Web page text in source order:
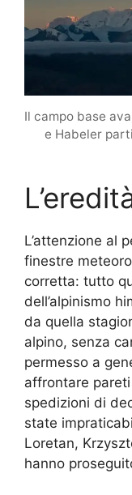
Il campo base
e Habeler
L’attenzione al
finestre
corretta: tutto
dell’alpinismo
da quella
alpino, senza
permesso a
affrontare
spedizioni di
state
Loretan,
hanno